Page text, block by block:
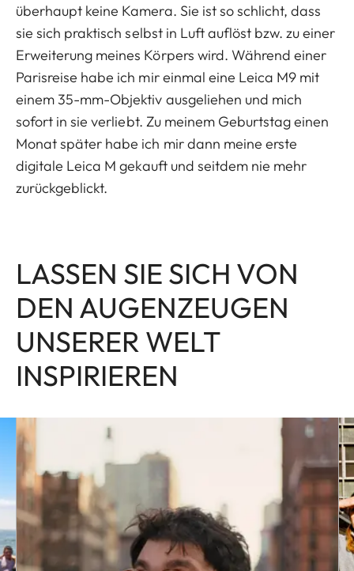
überhaupt keine Kamera. Sie ist so schlicht, dass
sie sich praktisch selbst in Luft auflöst bzw. zu einer
Erweiterung meines Körpers wird. Während einer
Parisreise habe ich mir einmal eine Leica M9 mit
einem 35-mm-Objektiv ausgeliehen und mich
sofort in sie verliebt. Zu meinem Geburtstag einen
Monat später habe ich mir dann meine erste
digitale Leica M gekauft und seitdem nie mehr
zurückgeblickt.
LASSEN SIE SICH VON
DEN AUGENZEUGEN
UNSERER WELT
INSPIRIEREN